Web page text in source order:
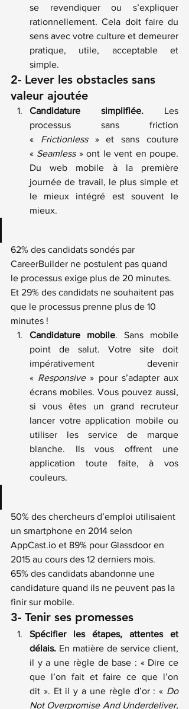
se revendiquer ou s’expliquer
rationnellement. Cela doit faire du
sens avec votre culture et demeurer
pratique, utile, acceptable et
simple.
2- Lever les obstacles sans
valeur ajoutée
Candidature simplifiée. Les
processus sans friction
« Frictionless » et sans couture
« Seamless » ont le vent en poupe.
Du web mobile à la première
journée de travail, le plus simple et
le mieux intégré est souvent le
mieux.
62% des candidats sondés par
CareerBuilder ne postulent pas quand
le processus exige plus de 20 minutes.
Et 29% des candidats ne souhaitent pas
que le processus prenne plus de 10
minutes !
Candidature mobile. Sans mobile
point de salut. Votre site doit
impérativement devenir
« Responsive » pour s’adapter aux
écrans mobiles. Vous pouvez aussi,
si vous êtes un grand recruteur
lancer votre application mobile ou
utiliser les service de marque
blanche. Ils vous offrent une
application toute faite, à vos
couleurs.
50% des chercheurs d’emploi utilisaient
un smartphone en 2014 selon
AppCast.io et 89% pour Glassdoor en
2015 au cours des 12 derniers mois.
65% des candidats abandonne une
candidature quand ils ne peuvent pas la
finir sur mobile.
3- Tenir ses promesses
Spécifier les étapes, attentes et
délais. En matière de service client,
il y a une règle de base : « Dire ce
que l’on fait et faire ce que l’on
dit ». Et il y a une règle d’or : « Do
Not Overpromise And Underdeliver,